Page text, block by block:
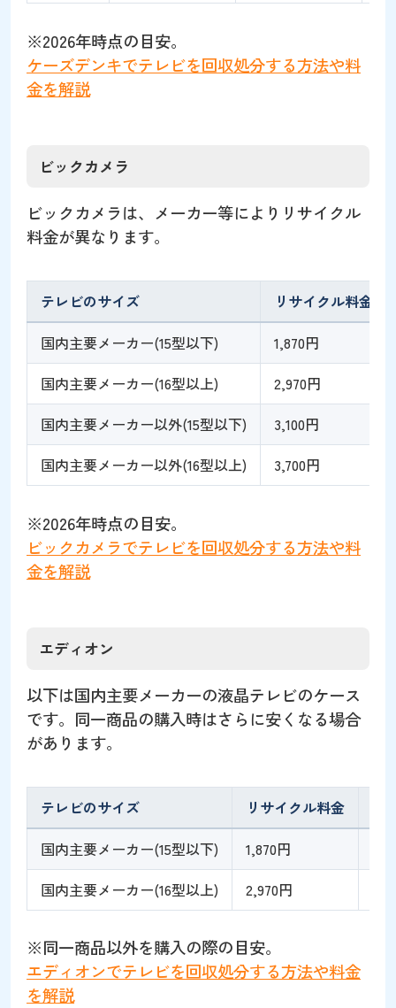
※2026年時点の目安。
ケーズデンキでテレビを回収処分する方法や料
金を解説
ビックカメラ
ビックカメラは、メーカー等によりリサイクル
料金が異なります。
テレビのサイズ
リサイクル料金
国内主要メーカー(15型以下)
1,870円
国内主要メーカー(16型以上)
2,970円
国内主要メーカー以外(15型以下)
3,100円
国内主要メーカー以外(16型以上)
3,700円
※2026年時点の目安。
ビックカメラでテレビを回収処分する方法や料
金を解説
エディオン
以下は国内主要メーカーの液晶テレビのケース
です。同一商品の購入時はさらに安くなる場合
があります。
テレビのサイズ リサイクル料金
国内主要メーカー(15型以下)
1,870円
国内主要メーカー(16型以上)
2,970円
※同一商品以外を購入の際の目安。
エディオンでテレビを回収処分する方法や料金
を解説